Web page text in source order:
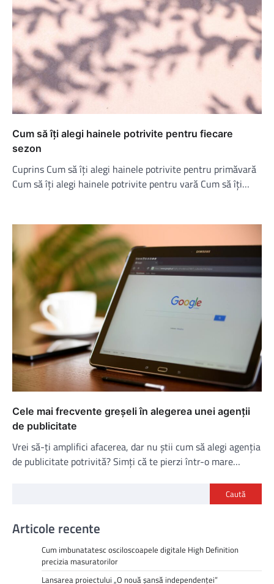
Cum să îți alegi hainele potrivite pentru fiecare
sezon
Cuprins Cum să îți alegi hainele potrivite pentru primăvară
Cum să îți alegi hainele potrivite pentru vară Cum să îți…
Cele mai frecvente greșeli în alegerea unei agenții
de publicitate
Vrei să-ți amplifici afacerea, dar nu știi cum să alegi agenția
de publicitate potrivită? Simți că te pierzi într-o mare…
Caută
Articole recente
Cum imbunatatesc osciloscoapele digitale High Definition
precizia masuratorilor
Lansarea proiectului „O nouă șansă independenței”